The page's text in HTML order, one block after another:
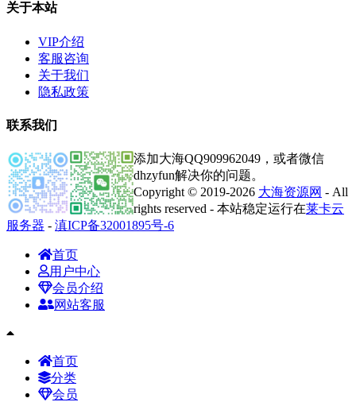
关于本站
VIP介绍
客服咨询
关于我们
隐私政策
联系我们
添加大海QQ909962049，或者微信
dhzyfun解决你的问题。
Copyright © 2019-2026 大海资源网 - All
rights reserved - 本站稳定运行在莱卡云
服务器 - 滇ICP备32001895号-6
首页
用户中心
会员介绍
网站客服
首页
分类
会员